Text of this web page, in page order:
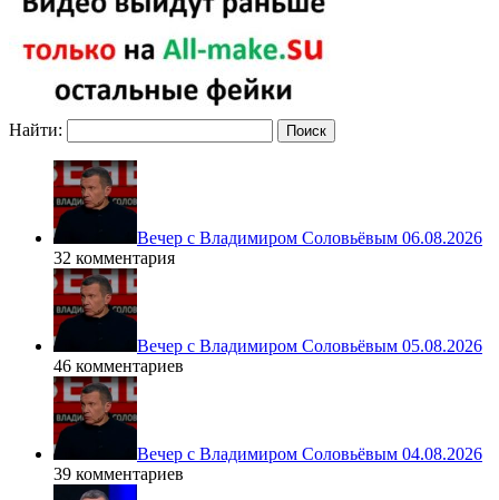
Найти:
Вечер с Владимиром Соловьёвым 06.08.2026
32 комментария
Вечер с Владимиром Соловьёвым 05.08.2026
46 комментариев
Вечер с Владимиром Соловьёвым 04.08.2026
39 комментариев